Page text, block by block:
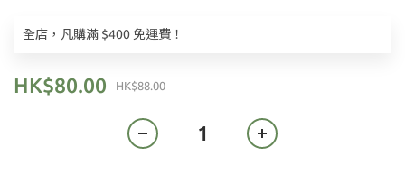
全店，凡購滿 $400 免運費！
HK$88.00
HK$80.00